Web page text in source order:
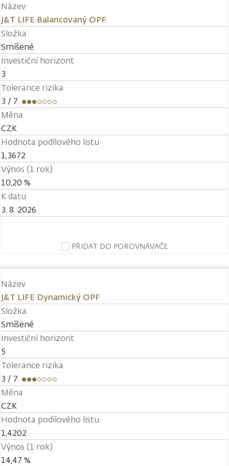
Název
J&T LIFE Balancovaný OPF
Složka
Smíšené
Investiční horizont
3
Tolerance rizika
3 / 7
Měna
CZK
Hodnota podílového listu
1,3672
Výnos (1 rok)
10,20 %
K datu
3. 8. 2026
PŘIDAT DO POROVNÁVAČE
Název
J&T LIFE Dynamický OPF
Složka
Smíšené
Investiční horizont
5
Tolerance rizika
3 / 7
Měna
CZK
Hodnota podílového listu
1,4202
Výnos (1 rok)
14,47 %